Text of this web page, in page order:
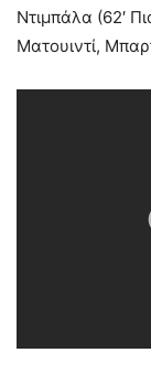
Ντιμπάλα (62′
Ματουιντί,